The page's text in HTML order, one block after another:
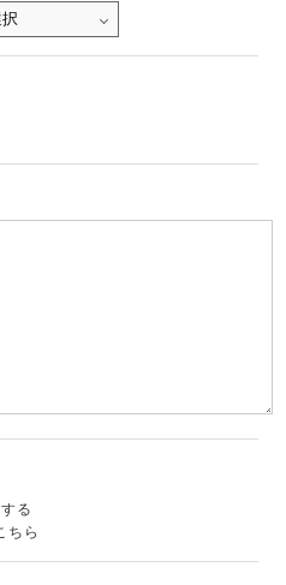
る
ちら